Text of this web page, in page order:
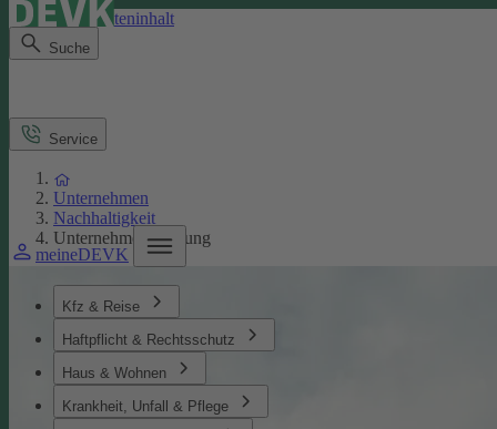
Direkt zum Seiteninhalt
Suche
meineDEVK
Kfz & Reise
Haftpflicht & Rechtsschutz
Haus & Wohnen
Krankheit, Unfall & Pflege
Service
Unternehmen
Nachhaltigkeit
Unternehmensführung